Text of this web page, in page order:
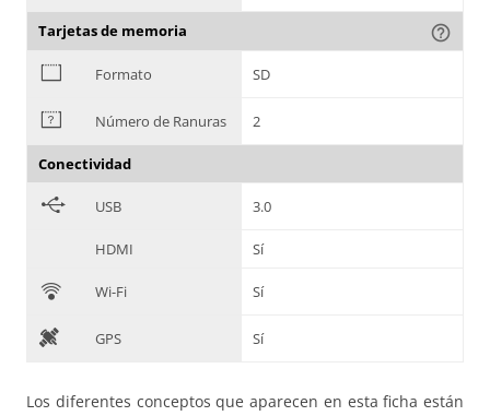
Tarjetas de memoria help_outline
Formato SD
@ Número de Ranuras 2
Conectividad
B USB 3.0
HDMI Sí
C Wi-Fi Sí
D GPS Sí
Los diferentes conceptos que aparecen en esta ficha están